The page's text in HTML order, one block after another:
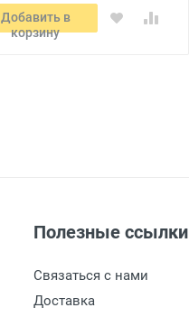
Добавить в
корзину
Полезные ссылки
Связаться с нами
Доставка